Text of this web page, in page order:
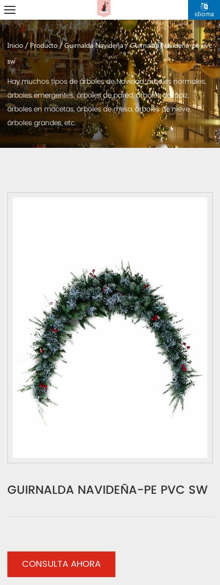
idioma
Inicio/ Producto/Guirnalda Navideña/Guirnalda Navideña-pe pvc
sw
Hay muchos tipos de árboles de Navidad, árboles normales,
árboles emergentes, árboles de pared, árboles de lápiz,
árboles en macetas, árboles de mesa, árboles de nieve,
árboles grandes, etc.
GUIRNALDA NAVIDEÑA-PE PVC SW
CONSULTA AHORA